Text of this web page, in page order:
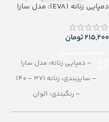
دمپایی زنانه (EVA): مدل سارا
215,200تومان
– دمپایی زنانه: مدل سارا
– سایزبندی: زنانه (37 – 40)
– رنگبندی: الوان
– تعداد در کارتن: 24 جفت